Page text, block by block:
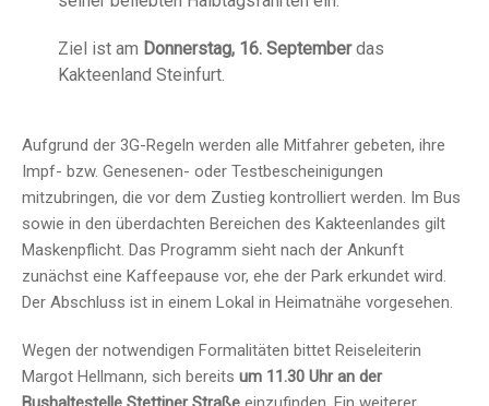
Ziel ist am Donnerstag, 16. Septemberdas
Kakteenland Steinfurt.
Aufgrund der 3G-Regeln werden alle Mitfahrer gebeten, ihre
Impf- bzw. Genesenen- oder Testbescheinigungen
mitzubringen, die vor dem Zustieg kontrolliert werden. Im Bus
sowie in den überdachten Bereichen des Kakteenlandes gilt
Maskenpflicht. Das Programm sieht nach der Ankunft
zunächst eine Kaffeepause vor, ehe der Park erkundet wird.
Der Abschluss ist in einem Lokal in Heimatnähe vorgesehen.
Wegen der notwendigen Formalitäten bittet Reiseleiterin
Margot Hellmann, sich bereits um 11.30 Uhr an der